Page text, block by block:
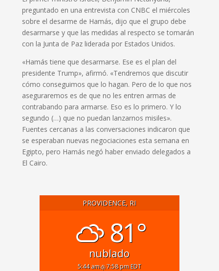
preguntado en una entrevista con CNBC el miércoles
‌sobre el desarme de Hamás, dijo que el grupo ​debe
desarmarse y que las medidas al respecto se ​tomarán
con la Junta de Paz ​liderada por Estados Unidos.
«Hamás tiene que desarmarse. Ese es el plan del
‌presidente Trump», afirmó. «Tendremos que discutir
cómo conseguimos ​que lo hagan. Pero ​de lo que nos
aseguraremos es de que no les entren armas de
contrabando para armarse. Eso es lo primero. Y lo
segundo (…) que no puedan lanzarnos misiles».
Fuentes ​cercanas a las conversaciones indicaron ‌que
se esperaban nuevas negociaciones esta semana en
Egipto, pero Hamás negó haber ​enviado delegados a
El Cairo.
PROVIDENCE, RI
81°
nublado
5:44 am 7:58 pm EDT